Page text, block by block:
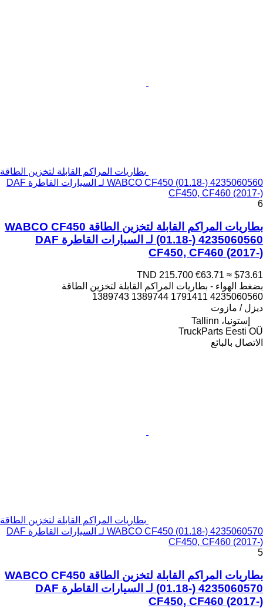
بطاريات المراكم القابلة لتخزين الطاقة
WABCO CF450 (01.18-) 4235060560 لـ السيارات القاطرة DAF
CF450, CF460 (2017-)
6
بطاريات المراكم القابلة لتخزين الطاقة WABCO CF450
(01.18-) 4235060560 لـ السيارات القاطرة DAF
CF450, CF460 (2017-)
TND 215.700 €63.71 ≈ $73.61
بضغط الهواء - بطاريات المراكم القابلة لتخزين الطاقة
4235060560 1791411 1389744 1389743
ديزل / مازوت
إستونيا، Tallinn
TruckParts Eesti OÜ
الاتصال بالبائع
بطاريات المراكم القابلة لتخزين الطاقة
WABCO CF450 (01.18-) 4235060570 لـ السيارات القاطرة DAF
CF450, CF460 (2017-)
5
بطاريات المراكم القابلة لتخزين الطاقة WABCO CF450
(01.18-) 4235060570 لـ السيارات القاطرة DAF
CF450, CF460 (2017-)